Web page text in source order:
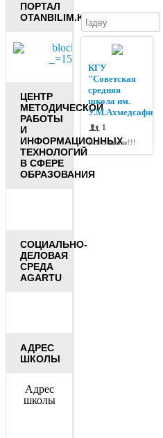
ПОРТАЛ
OTANBILIM.KZ
ЦЕНТР
МЕТОДИЧЕСКОЙ
РАБОТЫ
И
ИНФОРМАЦИОННЫХ
ТЕХНОЛОГИЙ
В СФЕРЕ
ОБРАЗОВАНИЯ
СОЦИАЛЬНО-
ДЕЛОВАЯ
СРЕДА
AGARTU
АДРЕС
ШКОЛЫ
Адрес
школы
КГУ
"Советская
средняя
школа им.
У.М.Ахмедсафина"
1
Все о школе!!!